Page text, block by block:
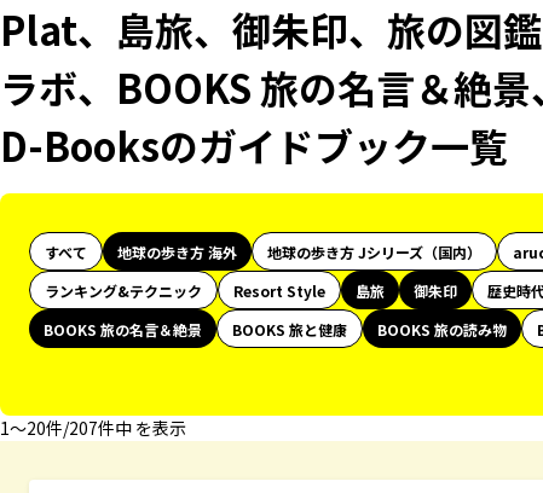
Plat、島旅、御朱印、旅の図
ラボ、BOOKS 旅の名言＆絶景
D-Booksのガイドブック一覧
すべて 地球の歩き方 海外 地球の歩き方 Jシリーズ（国内）
ランキング&テクニック
Resort Style 島旅 御朱印 歴史時
BOOKS 旅の名言＆絶景
BOOKS 旅と健康 BOOKS 旅の読み物
1〜20件/207件中 を表示